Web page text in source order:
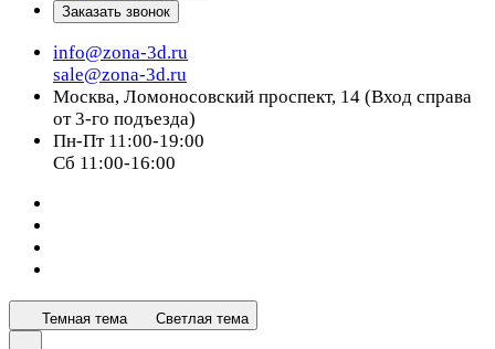
Заказать звонок
info@zona-3d.ru
sale@zona-3d.ru
Москва, Ломоносовский проспект, 14 (Вход справа
от 3-го подъезда)
Пн-Пт 11:00-19:00
Сб 11:00-16:00
Темная тема Светлая тема